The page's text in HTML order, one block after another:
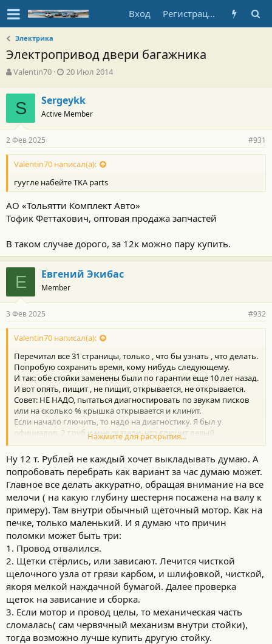
Вход Регистрация
Электрика
Электропривод двери багажника
А
т
о
р
т
е
м
ы
Valentin70
Д
а
н
а
л
а
20 Июл 2014
S Sergeykk
Active Member
2 Фев 2025 #931
Valentin70 написал(а):
гуугле набейте TKA parts
АО «Тольятти Комплект Авто»
Тофик Феттахович, оптовая продажа запчастей
В таком случае дорого, за 12к можно пару купить.
Е Евгений Экибас
Member
3 Фев 2025 #932
Valentin70 написал(а):
Перечитал все 31 страницы, только , что бы узнать , что делать.
Попробую сохранить время, кому нибудь следующему.
И так: обе стойки заменены были по гарантии еще 10 лет назад.
И вот опять, пищит , не пищит, открывается, не открывается.
Совет: НЕ НАДО, пытаться диагностировать по звукам писков
или на сколько % крышка открывается и клинит.
Если начало глючить, то надо на диагностику. Я был у
официалов. 2 т.руб и мне сказали, что глючит левый
подъемник.
За 12т. руб , на авито этого добра сейчас купить не проблема. Я
взял у ТКА- parts. Электропривод не много тоньше.
15 минут, торцевой ключ на 10 и отвертка, все что надо , что бы
заменить. Официалы просили 3 т.р.
Уже два дня работает без проблем. На сколько хватит,
посмотрим.
Нажмите для раскрытия...
Ну 12 т. Рублей не каждый хочет выкладывать думаю. А
попробовать перебрать как вариант за час думаю может.
Главное все делать аккуратно, обращая внимание на все
мелочи ( на какую глубину шестерня посажена на валу к
примеру). Там внутри обычный щёточный мотор. Как на
печке, только маленький. И я думаю что причин
поломки может быть три:
1. Провод отвалился.
2. Щетки стёрлись, или зависают. Лечится чисткой
щелочного узла от грязи карбом, и шлифовкой, чисткой,
якоря мелкой наждачной бумагой. Далее проверка
щеток на зависание и сборка.
3. Если мотор и провод целы, то механическая часть
сломалась( сам червячный механизм внутри стойки),
тогда возможно лучше купить другую стойку.